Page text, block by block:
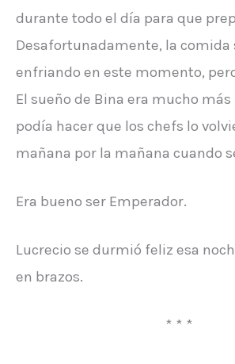
durante todo el día para que
Desafortunadamente, la comida
enfriando en este momento,
El sueño de Bina era mucho
podía hacer que los chefs lo
mañana por la mañana cuando
Era bueno ser Emperador.
Lucrecio se durmió feliz esa
en brazos.
* * *